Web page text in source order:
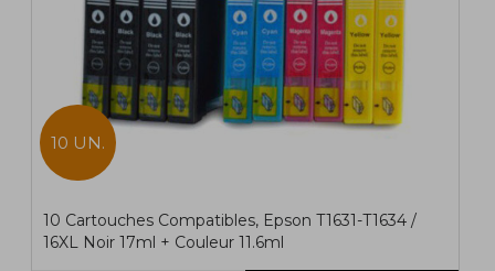
10 UN.
10 Cartouches Compatibles, Epson T1631-T1634 /
16XL Noir 17ml + Couleur 11.6ml